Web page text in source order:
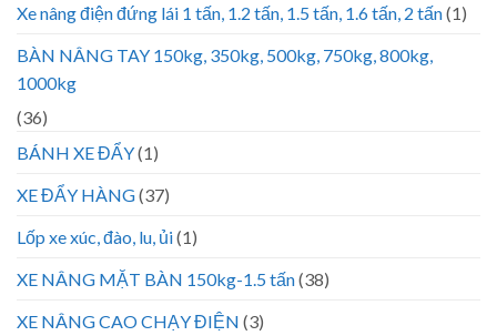
Xe nâng điện đứng lái 1 tấn, 1.2 tấn, 1.5 tấn, 1.6 tấn, 2 tấn(1)
BÀN NÂNG TAY 150kg, 350kg, 500kg, 750kg, 800kg,
1000kg
(36)
BÁNH XE ĐẨY(1)
XE ĐẨY HÀNG(37)
Lốp xe xúc, đào, lu, ủi(1)
XE NÂNG MẶT BÀN 150kg-1.5 tấn(38)
XE NÂNG CAO CHẠY ĐIỆN (3)